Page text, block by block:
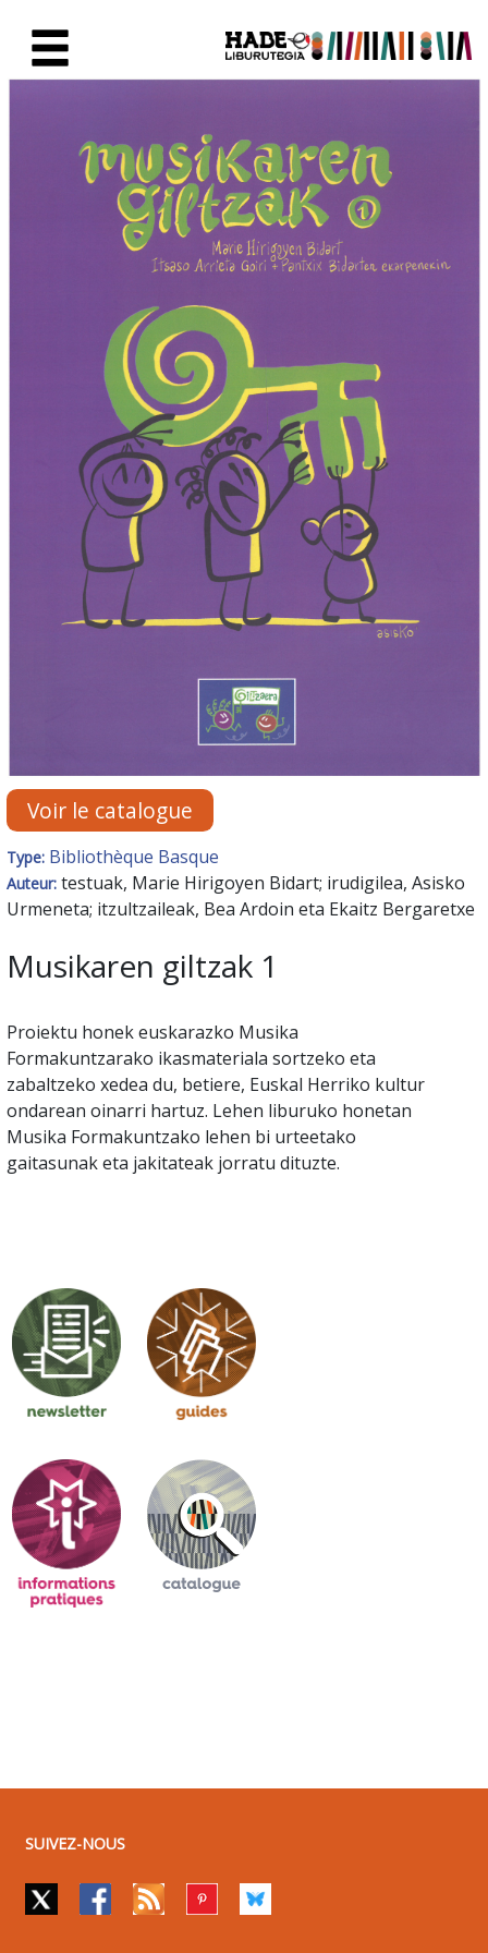
Fiche de Nouveaux Livres -
Voir le catalogue
Type: Bibliothèque Basque
Auteur: testuak, Marie Hirigoyen Bidart; irudigilea, Asisko
Urmeneta; itzultzaileak, Bea Ardoin eta Ekaitz Bergaretxe
Musikaren giltzak 1
Proiektu honek euskarazko Musika
Formakuntzarako ikasmateriala sortzeko eta
zabaltzeko xedea du, betiere, Euskal Herriko kultur
ondarean oinarri hartuz. Lehen liburuko honetan
Musika Formakuntzako lehen bi urteetako
gaitasunak eta jakitateak jorratu dituzte.
SUIVEZ-NOUS